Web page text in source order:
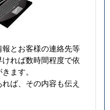
とお客様の連絡先等
れば数時間程度で依
ます。
ば、その内容も伝え